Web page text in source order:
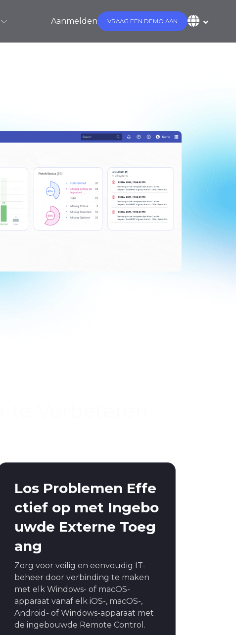
Aanmelden VRAAG EEN DEMO AAN
Los Problemen Effe
ctief op met Ingebo
uwde Externe Toeg
ang
Zorg voor veilig en eenvoudig IT-
beheer door verbinding te maken
met elk Windows- of macOS-
apparaat vanaf elk iOS-, macOS-,
Android- of Windows-apparaat met
de ingebouwde Remote Control.